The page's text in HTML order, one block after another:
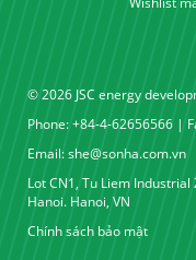
© 2026 JSC energy
Phone: +84-4-62656566 |
Email:she@sonha.com.vn
Lot CN1, Tu Liem
Hanoi. Hanoi, VN
Chính sách bảo mật